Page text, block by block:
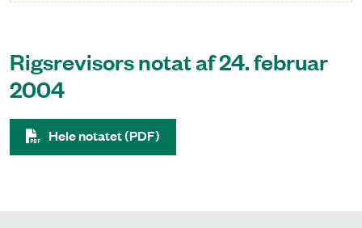
Rigsrevisors notat af 24. februar
2004
Hele notatet (PDF)